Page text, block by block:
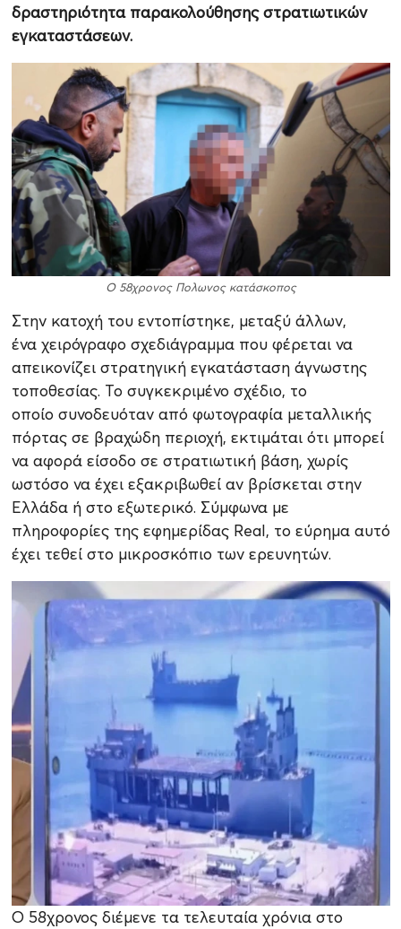
δραστηριότητα παρακολούθησης στρατιωτικών
εγκαταστάσεων.
Ο 58χρονος Πολωνος κατάσκοπος
Στην κατοχή του εντοπίστηκε, μεταξύ άλλων,
ένα χειρόγραφο σχεδιάγραμμα που φέρεται να
απεικονίζει στρατηγική εγκατάσταση άγνωστης
τοποθεσίας. Το συγκεκριμένο σχέδιο, το
οποίο συνοδευόταν από φωτογραφία μεταλλικής
πόρτας σε βραχώδη περιοχή, εκτιμάται ότι μπορεί
να αφορά είσοδο σε στρατιωτική βάση, χωρίς
ωστόσο να έχει εξακριβωθεί αν βρίσκεται στην
Ελλάδα ή στο εξωτερικό. Σύμφωνα με
πληροφορίες της εφημερίδας Real, το εύρημα αυτό
έχει τεθεί στο μικροσκόπιο των ερευνητών.
Ο 58χρονος διέμενε τα τελευταία χρόνια στο